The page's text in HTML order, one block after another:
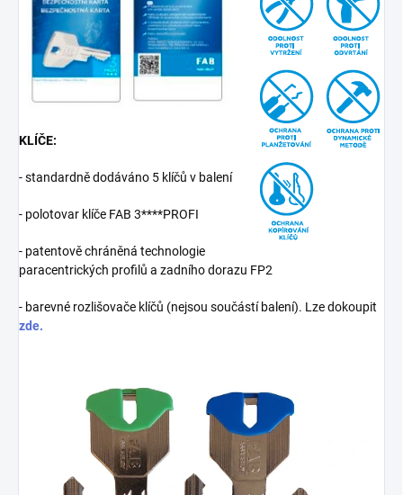
KLÍČE:
- standardně dodáváno 5 klíčů v balení
- polotovar klíče FAB 3****PROFI
- patentově chráněná technologie
paracentrických profilů a zadního dorazu FP2
- barevné rozlišovače klíčů (nejsou součástí balení). Lze dokoupit
zde.